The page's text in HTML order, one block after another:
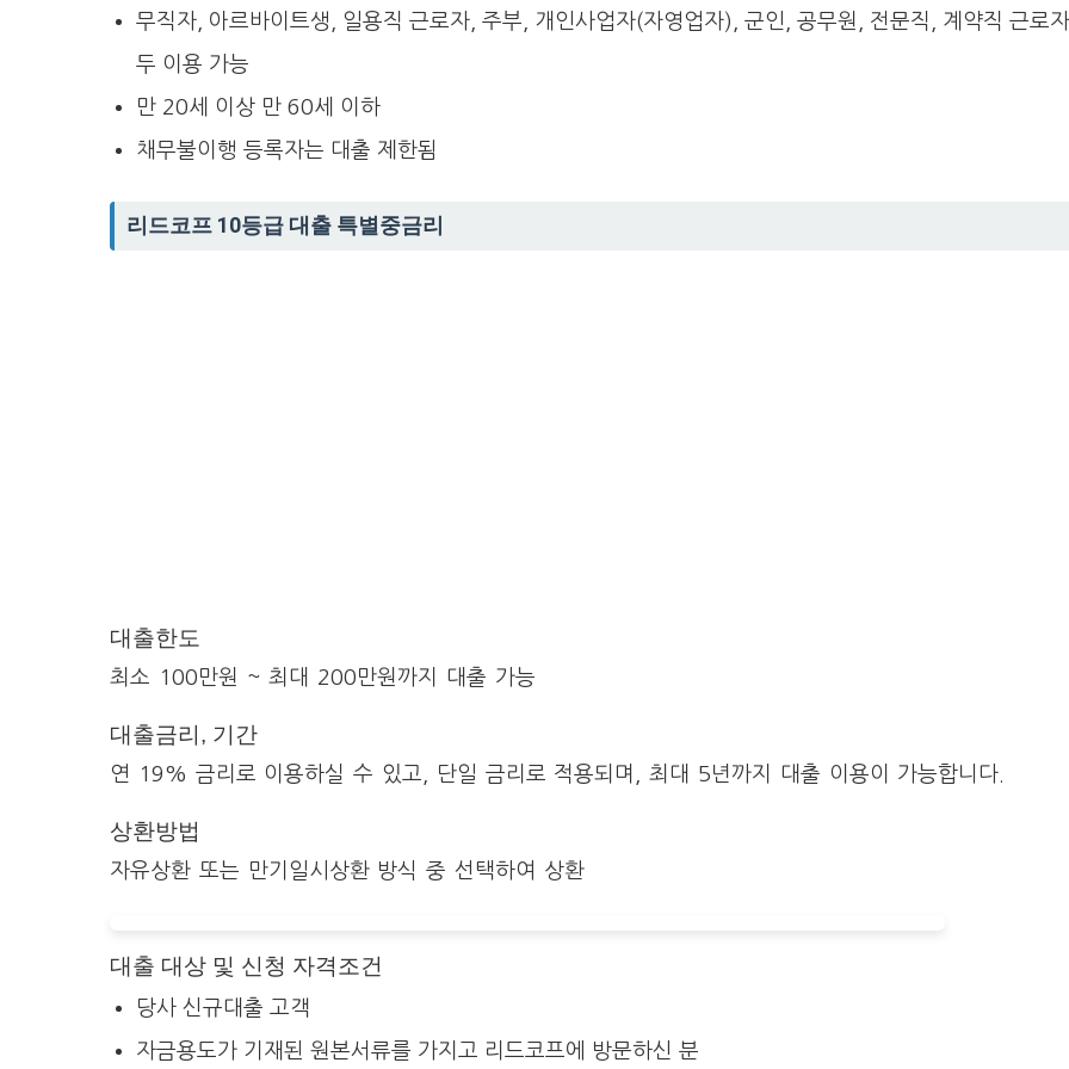
무직자, 아르바이트생, 일용직 근로자, 주부, 개인사업자(자영업자), 군인, 공무원, 전문직, 계약직 근로
두 이용 가능
만 20세 이상 만 60세 이하
채무불이행 등록자는 대출 제한됨
리드코프 10등급 대출 특별중금리
대출한도
최소 100만원 ~ 최대 200만원까지 대출 가능
대출금리, 기간
연 19% 금리로 이용하실 수 있고, 단일 금리로 적용되며, 최대 5년까지 대출 이용이 가능합니다.
상환방법
자유상환 또는 만기일시상환 방식 중 선택하여 상환
대출 대상 및 신청 자격조건
당사 신규대출 고객
자금용도가 기재된 원본서류를 가지고 리드코프에 방문하신 분